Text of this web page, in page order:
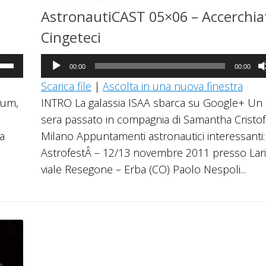
AstronautiCAST 05×06 –
Cingeteci
Audio
Player
00:00 00:00
Scarica file | Ascolta in una nuova finestra
INTRO La galassia ISAA sbarca su Google+
sera passato in compagnia di Samantha
Milano Appuntamenti astronautici interessanti:
AstrofestÂ – 12/13 novembre 2011 presso
viale Resegone – Erba (CO) Paolo Nespoli...